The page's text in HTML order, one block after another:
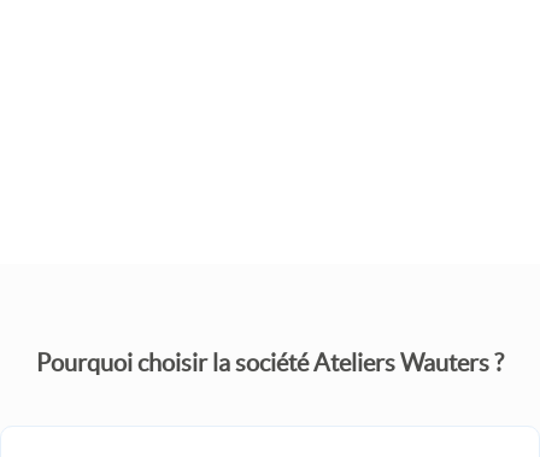
Pourquoi choisir la société Ateliers Wauters ?